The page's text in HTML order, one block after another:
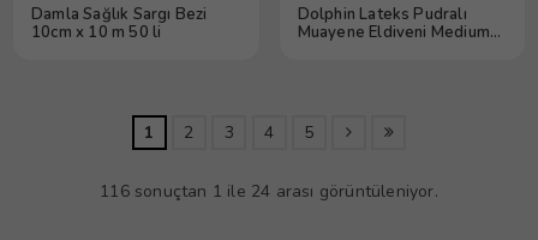
Damla Sağlık Sargı Bezi
10cm x 10 m 50 li
Dolphin Lateks Pudralı
Muayene Eldiveni Medium
1 2 3 4 5
116 sonuçtan 1 ile 24 arası görüntüleniyor.